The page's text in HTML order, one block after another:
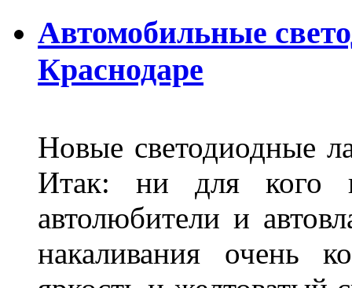
Автомобильные
Краснодаре
Новые светодиодные
Итак: ни для кого
автолюбители и
накаливания очень